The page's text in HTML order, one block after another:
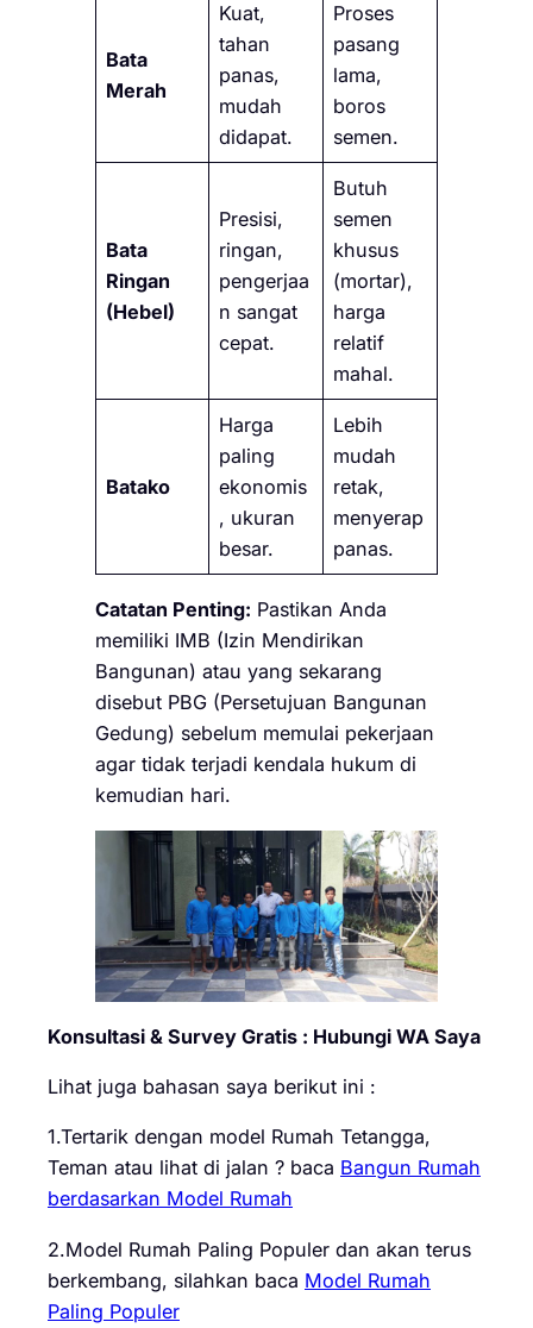
Bata
Merah
Kuat,
tahan
panas,
mudah
didapat.
Proses
pasang
lama,
boros
semen.
Bata
Ringan
(Hebel)
Presisi,
ringan,
pengerjaa
n sangat
cepat.
Butuh
semen
khusus
(mortar),
harga
relatif
mahal.
Batako
Harga
paling
ekonomis
, ukuran
besar.
Lebih
mudah
retak,
menyerap
panas.
Catatan Penting: Pastikan Anda
memiliki IMB (Izin Mendirikan
Bangunan) atau yang sekarang
disebut PBG (Persetujuan Bangunan
Gedung) sebelum memulai pekerjaan
agar tidak terjadi kendala hukum di
kemudian hari.
Konsultasi & Survey Gratis : Hubungi WA Saya
Lihat juga bahasan saya berikut ini :
1.Tertarik dengan model Rumah Tetangga,
Teman atau lihat di jalan ? baca Bangun Rumah
berdasarkan Model Rumah
2.Model Rumah Paling Populer dan akan terus
berkembang, silahkan baca Model Rumah
Paling Populer